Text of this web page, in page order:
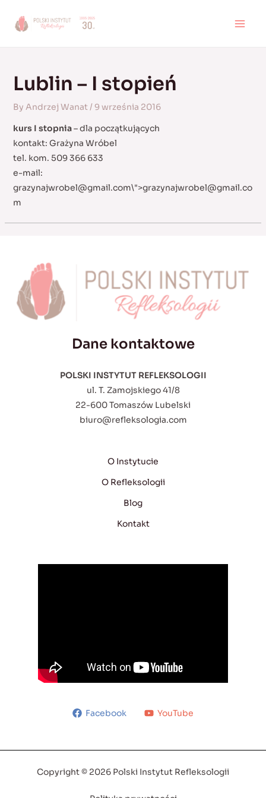
Lublin – I stopień
By Andrzej Wanat/ 9 września 2016
kurs I stopnia– dla początkujących
kontakt: Grażyna Wróbel
tel. kom. 509 366 633
e-mail:
grazynajwrobel@gmail.com\">grazynajwrobel@gmail.co
m
Dane kontaktowe
POLSKI INSTYTUT REFLEKSOLOGII
ul. T. Zamojskiego 41/8
22-600 Tomaszów Lubelski
biuro@refleksologia.com
O Instytucie
O Refleksologii
Blog
Kontakt
Facebook YouTube
Copyright © 2026 Polski Instytut Refleksologii